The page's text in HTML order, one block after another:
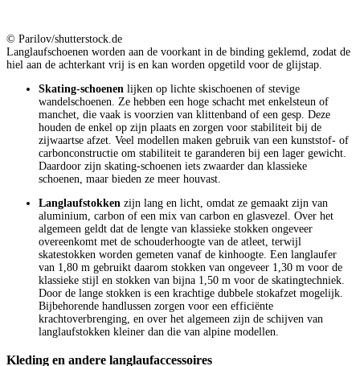
© Parilov/shutterstock.de
Langlaufschoenen worden aan de voorkant in de binding geklemd, zodat de
hiel aan de achterkant vrij is en kan worden opgetild voor de glijstap.
Skating-schoenen lijken op lichte skischoenen of stevige
wandelschoenen. Ze hebben een hoge schacht met enkelsteun of
manchet, die vaak is voorzien van klittenband of een gesp. Deze
houden de enkel op zijn plaats en zorgen voor stabiliteit bij de
zijwaartse afzet. Veel modellen maken gebruik van een kunststof- of
carbonconstructie om stabiliteit te garanderen bij een lager gewicht.
Daardoor zijn skating-schoenen iets zwaarder dan klassieke
schoenen, maar bieden ze meer houvast.
Langlaufstokken zijn lang en licht, omdat ze gemaakt zijn van
aluminium, carbon of een mix van carbon en glasvezel. Over het
algemeen geldt dat de lengte van klassieke stokken ongeveer
overeenkomt met de schouderhoogte van de atleet, terwijl
skatestokken worden gemeten vanaf de kinhoogte. Een langlaufer
van 1,80 m gebruikt daarom stokken van ongeveer 1,30 m voor de
klassieke stijl en stokken van bijna 1,50 m voor de skatingtechniek.
Door de lange stokken is een krachtige dubbele stokafzet mogelijk.
Bijbehorende handlussen zorgen voor een efficiënte
krachtoverbrenging, en over het algemeen zijn de schijven van
langlaufstokken kleiner dan die van alpine modellen.
Kleding en andere langlaufaccessoires